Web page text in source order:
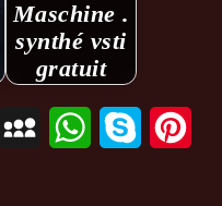
Maschine .
synthé vsti
gratuit
Gmail MySpaceWhatsAppSkype